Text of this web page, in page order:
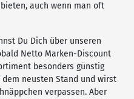
auch wenn man oft
Du Dich über unseren
Netto Marken-Discount
besonders günstig
neusten Stand und wirst
verpassen. Aber